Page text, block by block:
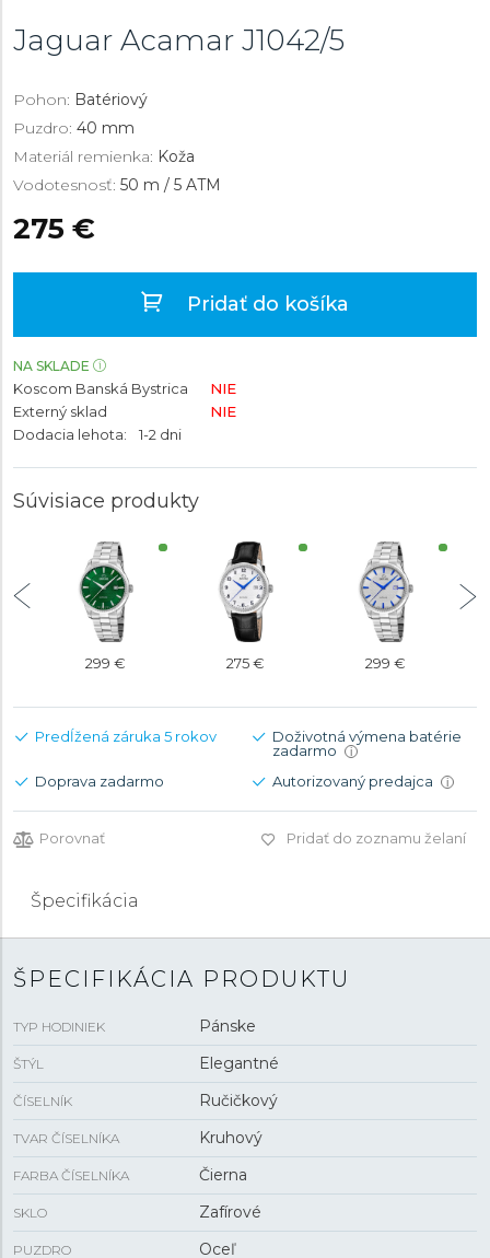
Jaguar Acamar J1042/5
Pohon: Batériový
Puzdro: 40 mm
Materiál remienka: Koža
Vodotesnosť: 50 m / 5 ATM
275 €
Pridať do košíka
NA SKLADE
Koscom Banská Bystrica
NIE
Externý sklad
NIE
Dodacia lehota:
1-2 dni
Súvisiace produkty
299 € 275 € 299 €
Predĺžená záruka 5 rokov
Doživotná výmena batérie
zadarmo
i
Doprava zadarmo Autorizovaný predajca i
Porovnať Pridať do zoznamu želaní
Špecifikácia
ŠPECIFIKÁCIA PRODUKTU
TYP HODINIEK Pánske
ŠTÝL Elegantné
ČÍSELNÍK Ručičkový
TVAR ČÍSELNÍKA Kruhový
FARBA ČÍSELNÍKA Čierna
SKLO Zafírové
PUZDRO Oceľ